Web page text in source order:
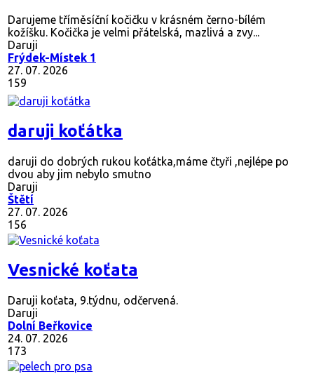
Darujeme tříměsíční kočičku v krásném černo-bílém
kožíšku. Kočička je velmi přátelská, mazlivá a zvy...
Daruji
Frýdek-Místek 1
27. 07. 2026
159
daruji koťátka
daruji do dobrých rukou koťátka,máme čtyři ,nejlépe po
dvou aby jim nebylo smutno
Daruji
Štětí
27. 07. 2026
156
Vesnické koťata
Daruji koťata, 9.týdnu, odčervená.
Daruji
Dolní Beřkovice
24. 07. 2026
173